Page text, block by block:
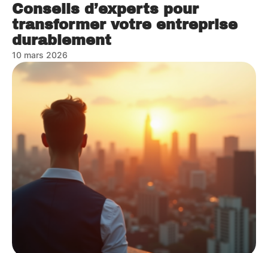
Conseils d’experts pour
transformer votre entreprise
durablement
10 mars 2026